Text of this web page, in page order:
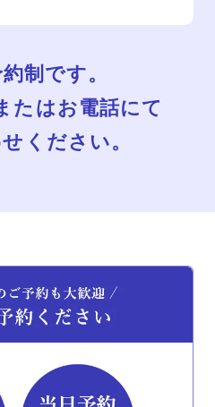
制です。
たはお電話にて
ください。